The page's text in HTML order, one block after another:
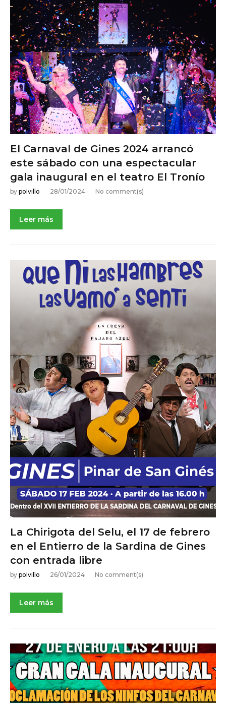
NOTICIAS DE ACTUALIDAD
El Carnaval de Gines 2024 arrancó
este sábado con una espectacular
gala inaugural en el teatro El Tronío
28/01/2024
by polvillo No comment(s)
Leer más
NOTICIAS DE ACTUALIDAD
La Chirigota del Selu, el 17 de febrero
en el Entierro de la Sardina de Gines
con entrada libre
26/01/2024
by polvillo No comment(s)
Leer más
NOTICIAS DE ACTUALIDAD